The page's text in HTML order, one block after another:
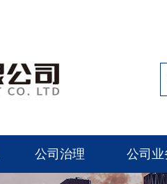
公司治理 公司业